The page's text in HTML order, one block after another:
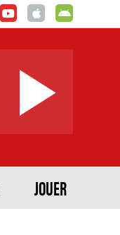
JOUER